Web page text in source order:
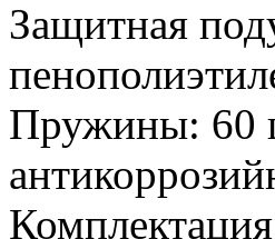
Защитная
Пружины: 60